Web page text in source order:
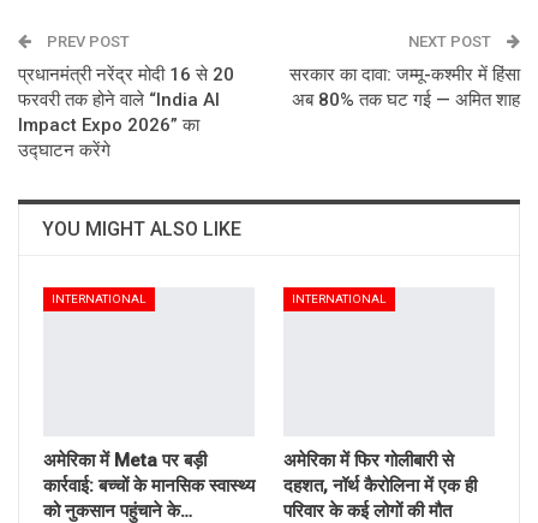
Email
PREV POST
प्रधानमंत्री नरेंद्र मोदी 16 से 20
फरवरी तक होने वाले “India AI
Impact Expo 2026” का
उद्घाटन करेंगे
NEXT POST
सरकार का दावा: जम्मू-कश्मीर में हिंसा
अब 80% तक घट गई — अमित शाह
YOU MIGHT ALSO LIKE
INTERNATIONAL
अमेरिका में Meta पर बड़ी
कार्रवाई: बच्चों के मानसिक स्वास्थ्य
को नुकसान पहुंचाने के…
INTERNATIONAL
अमेरिका में फिर गोलीबारी से
दहशत, नॉर्थ कैरोलिना में एक ही
परिवार के कई लोगों की मौत